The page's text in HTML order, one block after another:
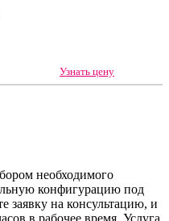
Узнать цену
необходимого
конфигурацию под
заявку на консультацию, и
в рабочее время. Услуга